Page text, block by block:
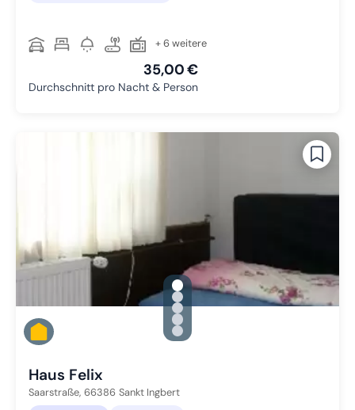
+ 6 weitere
35,00 €
Durchschnitt pro Nacht & Person
gallery.slide_selector
Zu Slide 1 wechseln
Zu Slide 2 wechseln
Zu Slide 3 wechseln
Zu Slide 4 wechseln
Zu Slide 5 wechseln
Haus Felix
Saarstraße, 66386 Sankt Ingbert